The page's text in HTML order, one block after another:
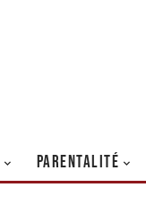
PARENTALITÉ